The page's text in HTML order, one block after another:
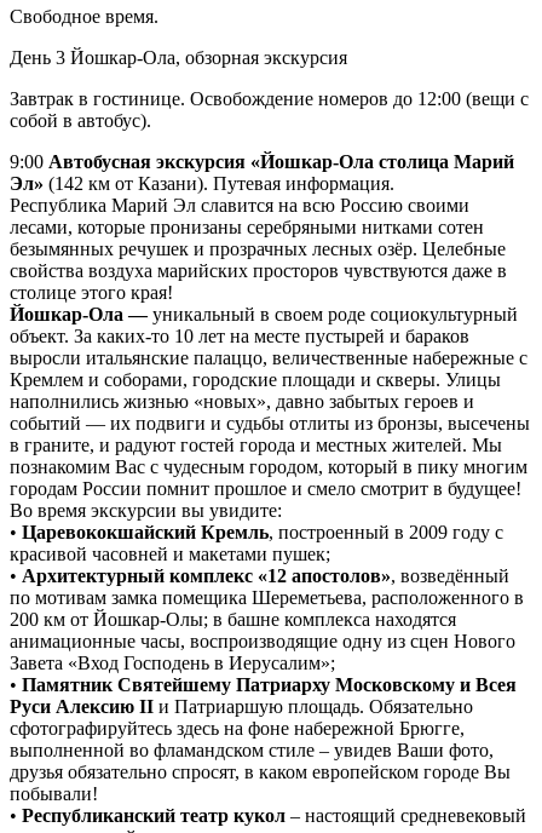
Свободное время.
День 3 Йошкар-Ола, обзорная экскурсия
Завтрак в гостинице. Освобождение номеров до 12:00 (вещи с
собой в автобус).
9:00 Автобусная экскурсия «Йошкар-Ола столица Марий
Эл» (142 км от Казани). Путевая информация.
Республика Марий Эл славится на всю Россию своими
лесами, которые пронизаны серебряными нитками сотен
безымянных речушек и прозрачных лесных озёр. Целебные
свойства воздуха марийских просторов чувствуются даже в
столице этого края!
Йошкар-Ола —уникальный в своем роде социокультурный
объект. За каких-то 10 лет на месте пустырей и бараков
выросли итальянские палаццо, величественные набережные с
Кремлем и соборами, городские площади и скверы. Улицы
наполнились жизнью «новых», давно забытых героев и
событий — их подвиги и судьбы отлиты из бронзы, высечены
в граните, и радуют гостей города и местных жителей. Мы
познакомим Вас с чудесным городом, который в пику многим
городам России помнит прошлое и смело смотрит в будущее!
Во время экскурсии вы увидите:
• Царевококшайский Кремль, построенный в 2009 году с
красивой часовней и макетами пушек;
• Архитектурный комплекс «12 апостолов», возведённый
по мотивам замка помещика Шереметьева, расположенного в
200 км от Йошкар-Олы; в башне комплекса находятся
анимационные часы, воспроизводящие одну из сцен Нового
Завета «Вход Господень в Иерусалим»;
• Памятник Святейшему Патриарху Московскому и Всея
Руси Алексию II и Патриаршую площадь. Обязательно
сфотографируйтесь здесь на фоне набережной Брюгге,
выполненной во фламандском стиле – увидев Ваши фото,
друзья обязательно спросят, в каком европейском городе Вы
побывали!
• Республиканский театр кукол – настоящий средневековый